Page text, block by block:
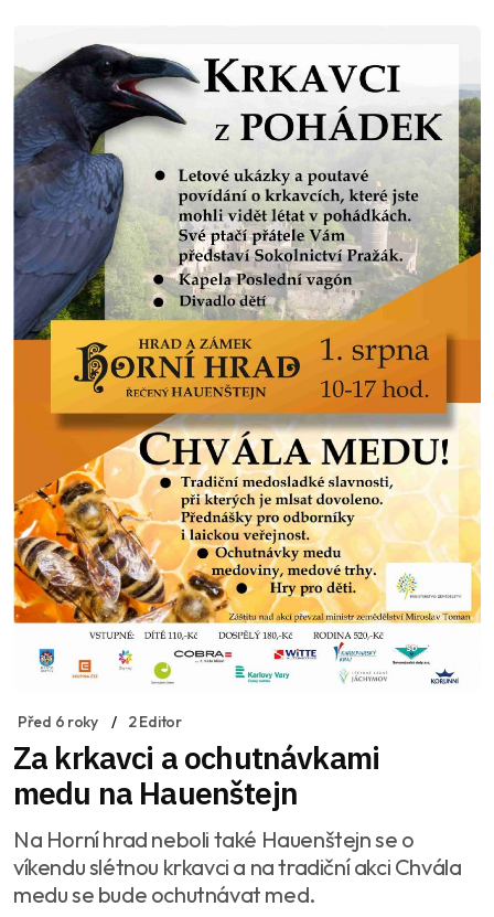
Před 6 roky 2 Editor
Za krkavci a ochutnávkami
medu na Hauenštejn
Na Horní hrad neboli také Hauenštejn se o
víkendu slétnou krkavci a na tradiční akci Chvála
medu se bude ochutnávat med.